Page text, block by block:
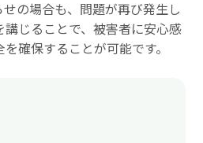
の場合も、問題が再び発生し
じることで、被害者に安心感
確保することが可能です。